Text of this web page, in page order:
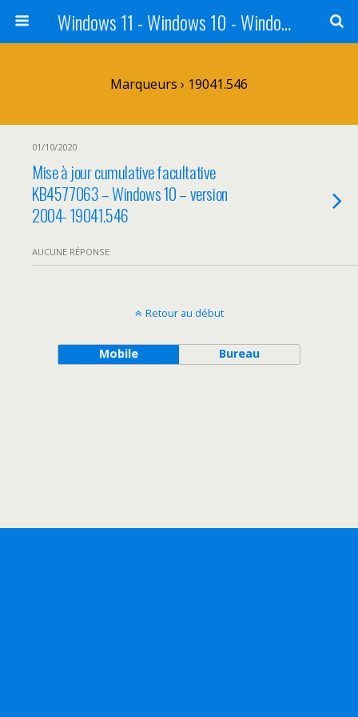
Windows 11 - Windows 10 - Windows 8 - Windows 7 - VISTA
Marqueurs › 19041.546
01/10/2020
Mise à jour cumulative facultative
KB4577063 – Windows 10 – version
2004- 19041.546
AUCUNE RÉPONSE
Retour au début
Mobile Bureau